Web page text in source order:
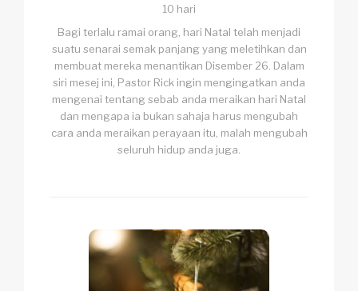
10 hari
Bagi terlalu ramai orang, hari Natal telah menjadi
suatu senarai semak panjang yang meletihkan dan
membuat mereka menantikan Disember 26. Dalam
siri mesej ini, Pastor Rick ingin mengingatkan anda
mengenai tentang sebab anda meraikan hari Natal
dan mengapa ia bukan sahaja harus mengubah
cara anda meraikan perayaan itu, malah mengubah
seluruh hidup anda juga.